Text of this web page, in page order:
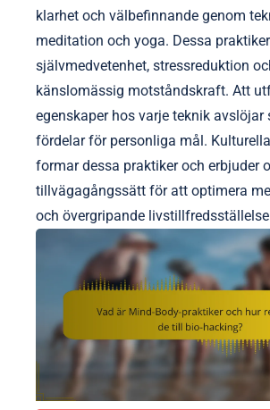
klarhet och välbefinnande genom
meditation och yoga. Dessa
självmedvetenhet, stressreduktion
känslomässig motståndskraft. Att
egenskaper hos varje teknik avslöjar
fördelar för personliga mål.
formar dessa praktiker och erbjuder
tillvägagångssätt för att optimera
och övergripande